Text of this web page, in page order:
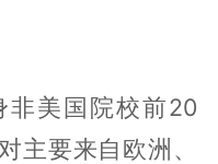
非美国院校前20
主要来自欧洲、